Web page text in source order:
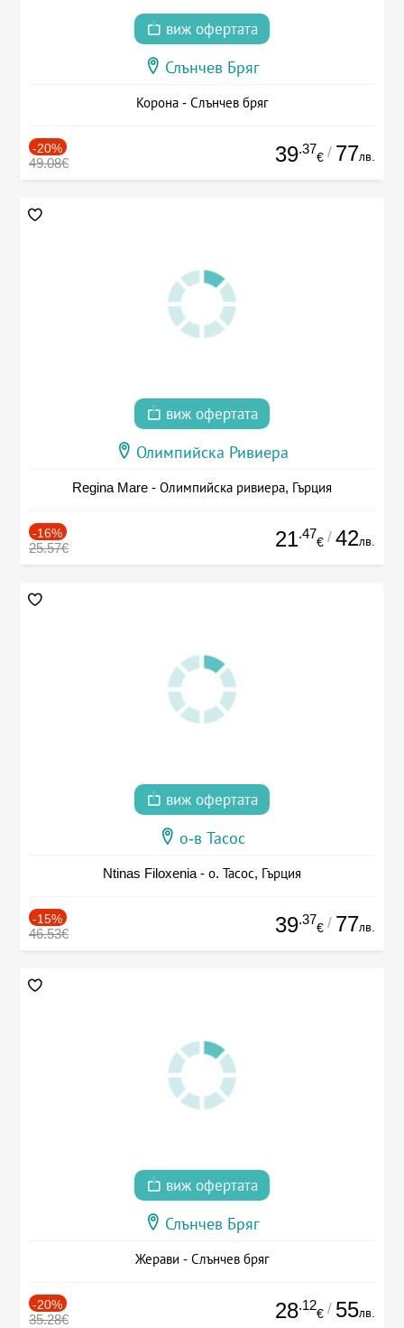
виж офертата
Слънчев Бряг
Корона - Слънчев бряг
-20%
49.08€ 39.37
€ / 77лв.
виж офертата
Олимпийска Ривиера
Regina Mare - Олимпийска ривиера, Гърция
-16%
25.57€ 21.47
€ / 42лв.
виж офертата
о-в Тасос
Ntinas Filoxenia - о. Тасос, Гърция
-15%
46.53€ 39.37
€ / 77лв.
виж офертата
Слънчев Бряг
Жерави - Слънчев бряг
-20%
35.28€ 28.12
€ / 55лв.